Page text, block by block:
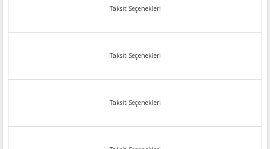
Taksit Seçenekleri
Taksit Seçenekleri
Taksit Seçenekleri